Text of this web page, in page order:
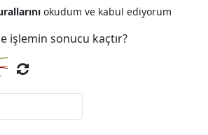
okudum ve kabul ediyorum
işlemin sonucu kaçtır?